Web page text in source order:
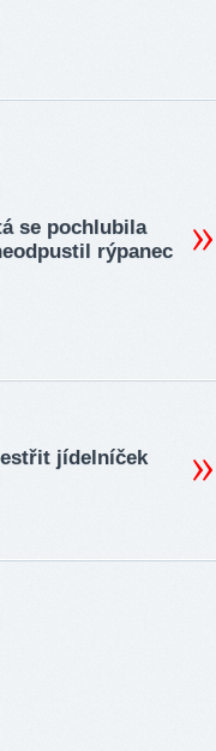
se pochlubila
rýpanec
jídelníček